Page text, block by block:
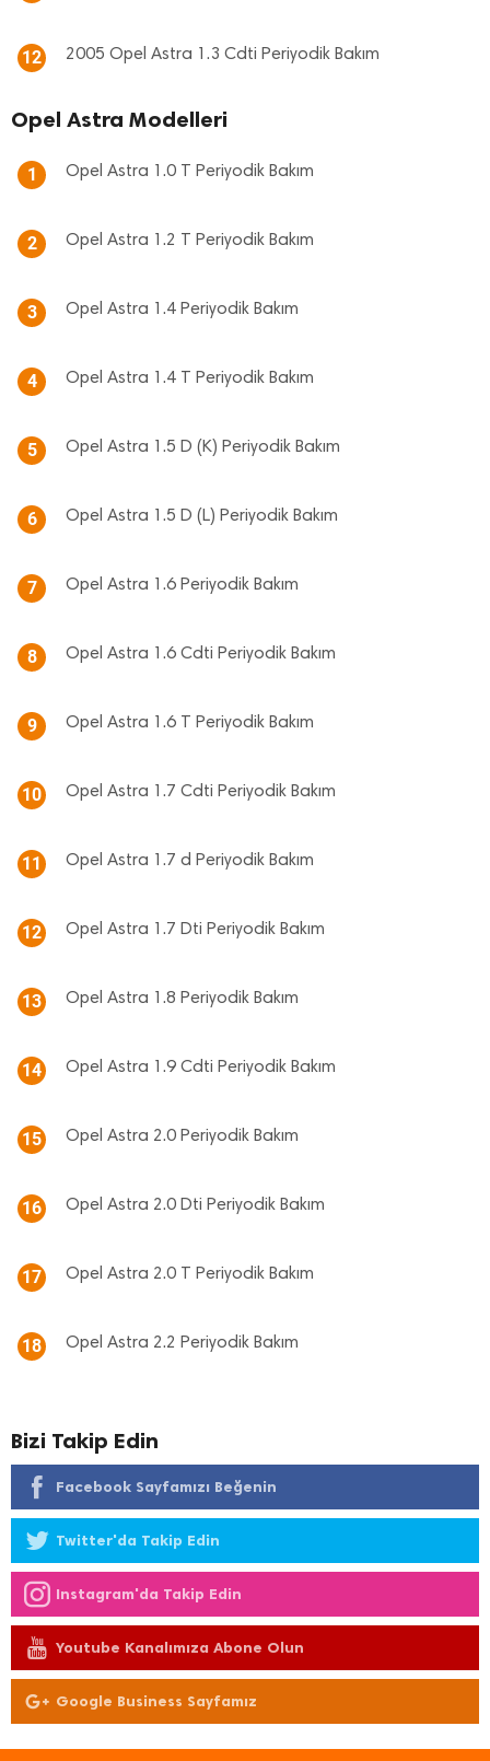
12 2005 Opel Astra 1.3 Cdti Periyodik Bakım
Opel Astra Modelleri
1 Opel Astra 1.0 T Periyodik Bakım
2 Opel Astra 1.2 T Periyodik Bakım
3 Opel Astra 1.4 Periyodik Bakım
4 Opel Astra 1.4 T Periyodik Bakım
5 Opel Astra 1.5 D (K) Periyodik Bakım
6 Opel Astra 1.5 D (L) Periyodik Bakım
7 Opel Astra 1.6 Periyodik Bakım
8 Opel Astra 1.6 Cdti Periyodik Bakım
9 Opel Astra 1.6 T Periyodik Bakım
10 Opel Astra 1.7 Cdti Periyodik Bakım
11 Opel Astra 1.7 d Periyodik Bakım
12 Opel Astra 1.7 Dti Periyodik Bakım
13 Opel Astra 1.8 Periyodik Bakım
14 Opel Astra 1.9 Cdti Periyodik Bakım
15 Opel Astra 2.0 Periyodik Bakım
16 Opel Astra 2.0 Dti Periyodik Bakım
17 Opel Astra 2.0 T Periyodik Bakım
18 Opel Astra 2.2 Periyodik Bakım
Bizi Takip Edin
Facebook Sayfamızı Beğenin
Twitter'da Takip Edin
Instagram'da Takip Edin
Youtube Kanalımıza Abone Olun
Google Business Sayfamız